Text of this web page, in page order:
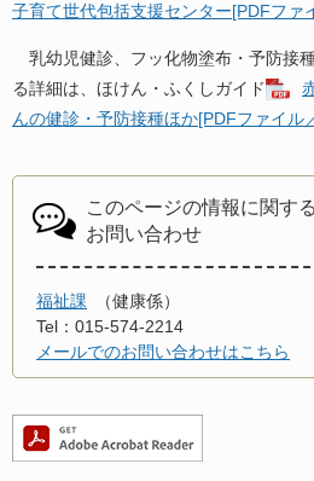
子育て世代包括支援センター[PDFファ
乳幼児健診、フッ化物塗布・予防接
る詳細は、ほけん・ふくしガイド
んの健診・予防接種ほか[PDFファイル
このページの情報に関する
お問い合わせ
福祉課
健康係
Tel：015-574-2214
メールでのお問い合わせはこちら